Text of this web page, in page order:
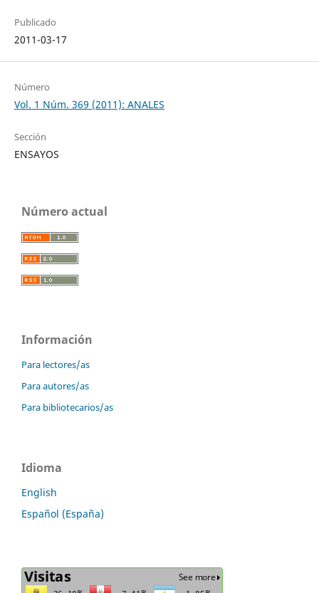
Publicado
2011-03-17
Número
Vol. 1 Núm. 369 (2011): ANALES
Sección
ENSAYOS
Número actual
Información
Para lectores/as
Para autores/as
Para bibliotecarios/as
Idioma
English
Español (España)